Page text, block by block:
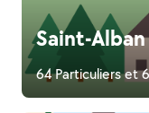
Saint-Alban
64 Particuliers et